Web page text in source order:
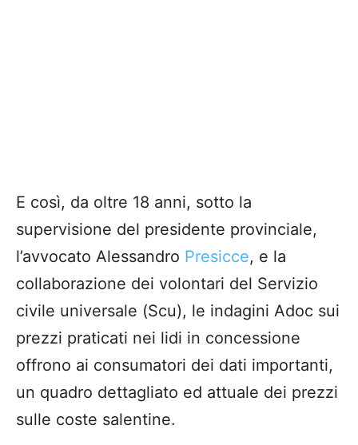
E così, da oltre 18 anni, sotto la
supervisione del presidente provinciale,
l’avvocato Alessandro Presicce, e la
collaborazione dei volontari del Servizio
civile universale (Scu), le indagini Adoc sui
prezzi praticati nei lidi in concessione
offrono ai consumatori dei dati importanti,
un quadro dettagliato ed attuale dei prezzi
sulle coste salentine.